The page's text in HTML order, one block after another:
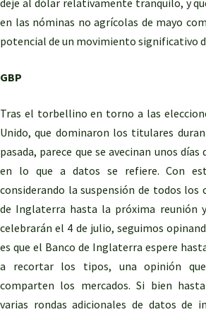
deje al dólar relativamente tranquilo, y
en las nóminas no agrícolas de mayo
potencial de un movimiento significativo
GBP
Tras el torbellino en torno a las
Unido, que dominaron los titulares
pasada, parece que se avecinan unos
en lo que a datos se refiere. Con
considerando la suspensión de todos los
de Inglaterra hasta la próxima reunión
celebrarán el 4 de julio, seguimos
es que el Banco de Inglaterra espere
a recortar los tipos, una opinión
comparten los mercados. Si bien
varias rondas adicionales de datos de